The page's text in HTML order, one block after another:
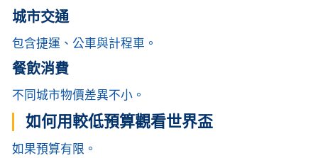
城市交通
包含捷運、公車與計程車。
餐飲消費
不同城市物價差異不小。
如何用較低預算觀看世界盃
如果預算有限。